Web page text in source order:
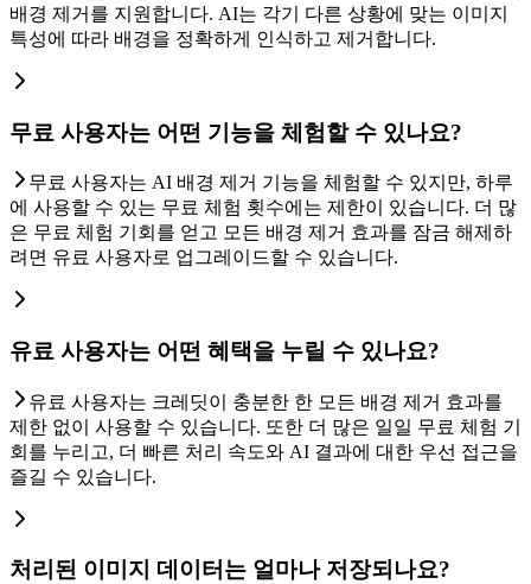
배경 제거를 지원합니다. AI는 각기 다른 상황에 맞는 이미지
특성에 따라 배경을 정확하게 인식하고 제거합니다.
무료 사용자는 어떤 기능을 체험할 수 있나요?
무료 사용자는 AI 배경 제거 기능을 체험할 수 있지만, 하루
에 사용할 수 있는 무료 체험 횟수에는 제한이 있습니다. 더 많
은 무료 체험 기회를 얻고 모든 배경 제거 효과를 잠금 해제하
려면 유료 사용자로 업그레이드할 수 있습니다.
유료 사용자는 어떤 혜택을 누릴 수 있나요?
유료 사용자는 크레딧이 충분한 한 모든 배경 제거 효과를
제한 없이 사용할 수 있습니다. 또한 더 많은 일일 무료 체험 기
회를 누리고, 더 빠른 처리 속도와 AI 결과에 대한 우선 접근을
즐길 수 있습니다.
처리된 이미지 데이터는 얼마나 저장되나요?